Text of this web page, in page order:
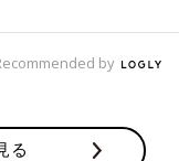
by
る